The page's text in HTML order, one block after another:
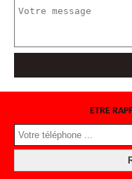
ETRE